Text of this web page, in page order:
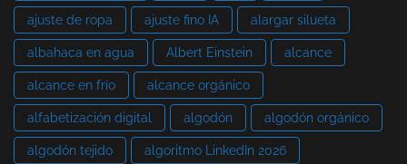
ajuste de ropa ajuste fino IA alargar silueta
albahaca en agua Albert Einstein alcance
alcance en frío alcance orgánico
alfabetización digital algodón algodón orgánico
algodón tejido algoritmo LinkedIn 2026